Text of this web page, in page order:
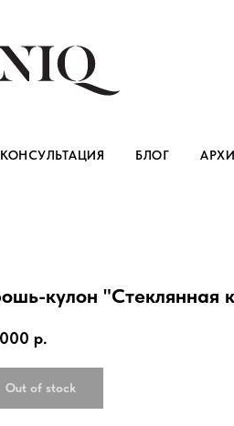
КОНСУЛЬТАЦИЯ БЛОГ
кулон "Стеклянная
р.
Out of stock